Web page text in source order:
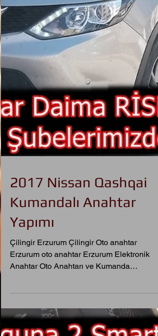
2017 Nissan Qashqai
Kumandalı Anahtar
Yapımı
Erzurum oto anahtar Erzurum Elektronik
Kopyalama Merkezi 📞 0544 542 5